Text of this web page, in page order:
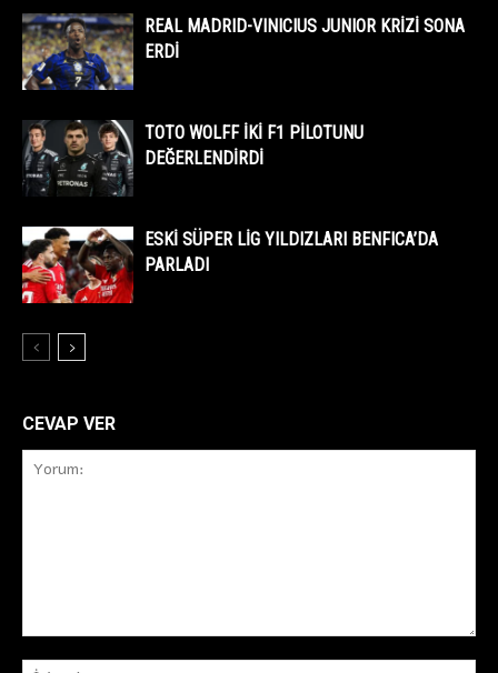
REAL MADRID-VINICIUS JUNIOR KRİZİ SONA
ERDİ
TOTO WOLFF İKİ F1 PİLOTUNU
DEĞERLENDİRDİ
ESKİ SÜPER LİG YILDIZLARI BENFICA’DA
PARLADI
CEVAP VER